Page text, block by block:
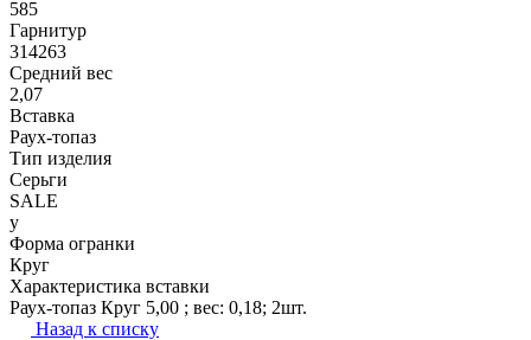
585
Гарнитур
314263
Средний вес
2,07
Вставка
Раух-топаз
Тип изделия
Серьги
SALE
y
Форма огранки
Круг
Характеристика вставки
Раух-топаз Круг 5,00 ; вес: 0,18; 2шт.
Назад к списку